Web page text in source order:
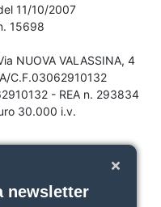
11/10/2007
15698
NUOVA VALASSINA, 4
C.F.03062910132
- REA n. 293834
30.000 i.v.
newsletter